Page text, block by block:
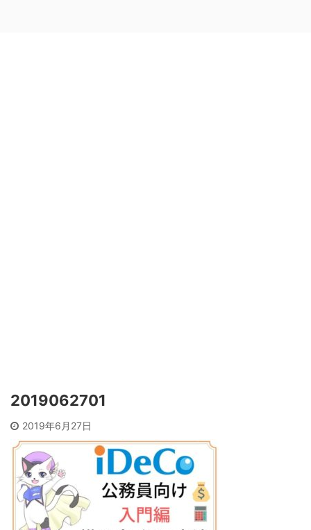
2019062701
2019年6月27日